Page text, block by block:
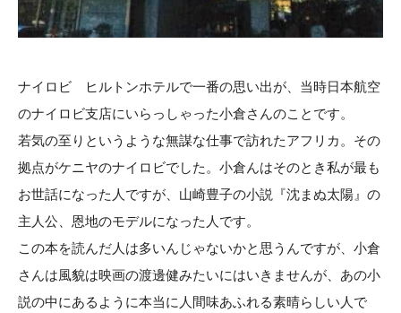
ナイロビ ヒルトンホテルで一番の思い出が、当時日本航空
のナイロビ支店にいらっしゃった小倉さんのことです。
若気の至りというような無謀な仕事で訪れたアフリカ。その
拠点がケニヤのナイロビでした。小倉んはそのとき私が最も
お世話になった人ですが、山崎豊子の小説『沈まぬ太陽』の
主人公、恩地のモデルになった人です。
この本を読んだ人は多いんじゃないかと思うんですが、小倉
さんは風貌は映画の渡邊健みたいにはいきませんが、あの小
説の中にあるように本当に人間味あふれる素晴らしい人で